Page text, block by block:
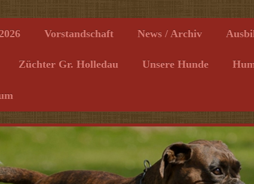
Vorstandschaft News / Archiv
Züchter Gr. Holledau Unsere Hunde